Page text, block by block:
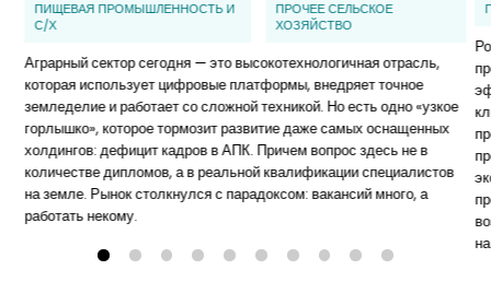
ПИЩЕВАЯ ПРОМЫШЛЕННОСТЬ И
С/Х
ПРОЧЕЕ СЕЛЬСКОЕ
ХОЗЯЙСТВО
Аграрный сектор сегодня — это высокотехнологичная отрасль,
которая использует цифровые платформы, внедряет точное
земледелие и работает со сложной техникой. Но есть одно «узкое
горлышко», которое тормозит развитие даже самых оснащенных
холдингов: дефицит кадров в АПК. Причем вопрос здесь не в
количестве дипломов, а в реальной квалификации специалистов
на земле. Рынок столкнулся с парадоксом: вакансий много, а
работать некому.